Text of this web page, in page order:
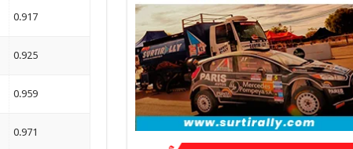
0.917
0.925
0.959
0.971